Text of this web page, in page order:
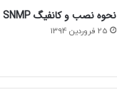
نحوه نصب و کانفیگ SNMP
25 فروردین 1394